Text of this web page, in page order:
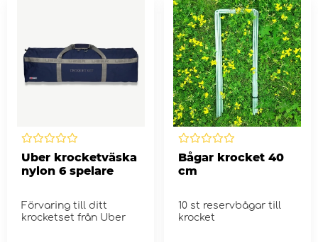
Uber krocketväska
nylon 6 spelare
Förvaring till ditt
krocketset från Uber
Bågar krocket 40
cm
10 st reservbågar till
krocket